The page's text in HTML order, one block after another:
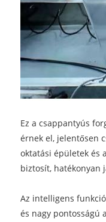
Ez a csappantyús
érnek el, jelentősen
oktatási épületek és
biztosít, hatékonyan
Az intelligens
és nagy pontosságú